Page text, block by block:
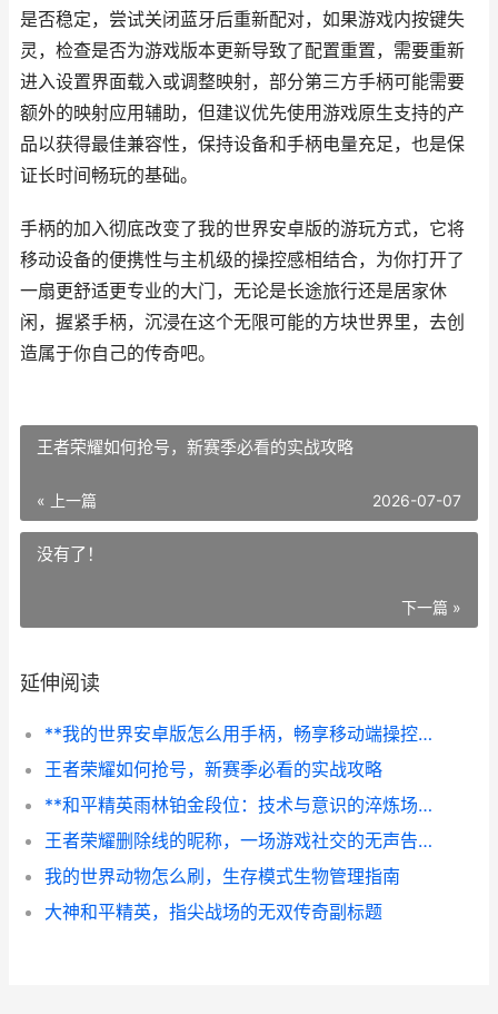
是否稳定，尝试关闭蓝牙后重新配对，如果游戏内按键失
灵，检查是否为游戏版本更新导致了配置重置，需要重新
进入设置界面载入或调整映射，部分第三方手柄可能需要
额外的映射应用辅助，但建议优先使用游戏原生支持的产
品以获得最佳兼容性，保持设备和手柄电量充足，也是保
证长时间畅玩的基础。
手柄的加入彻底改变了我的世界安卓版的游玩方式，它将
移动设备的便携性与主机级的操控感相结合，为你打开了
一扇更舒适更专业的大门，无论是长途旅行还是居家休
闲，握紧手柄，沉浸在这个无限可能的方块世界里，去创
造属于你自己的传奇吧。
王者荣耀如何抢号，新赛季必看的实战攻略
« 上一篇 2026-07-07
没有了！
下一篇 »
延伸阅读
**我的世界安卓版怎么用手柄，畅享移动端操控新境界**
王者荣耀如何抢号，新赛季必看的实战攻略
**和平精英雨林铂金段位：技术与意识的淬炼场**
王者荣耀删除线的昵称，一场游戏社交的无声告别
我的世界动物怎么刷，生存模式生物管理指南
大神和平精英，指尖战场的无双传奇副标题